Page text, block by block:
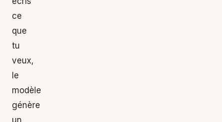
ce
que
tu
veux,
le
modèle
génère
un